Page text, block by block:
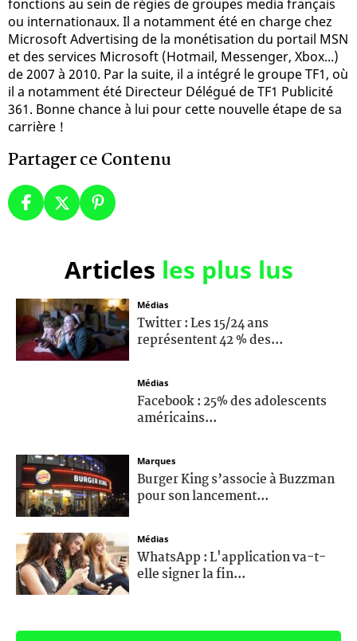
fonctions au sein de régies de groupes media français
ou internationaux. Il a notamment été en charge chez
Microsoft Advertising de la monétisation du portail MSN
et des services Microsoft (Hotmail, Messenger, Xbox...)
de 2007 à 2010. Par la suite, il a intégré le groupe TF1, où
il a notamment été Directeur Délégué de TF1 Publicité
361. Bonne chance à lui pour cette nouvelle étape de sa
carrière !
Partager ce Contenu
Articles les plus lus
Médias
Twitter : Les 15/24 ans
représentent 42 % des...
Médias
Facebook : 25% des adolescents
américains...
Marques
Burger King s’associe à Buzzman
pour son lancement...
Médias
WhatsApp : L'application va-t-
elle signer la fin...